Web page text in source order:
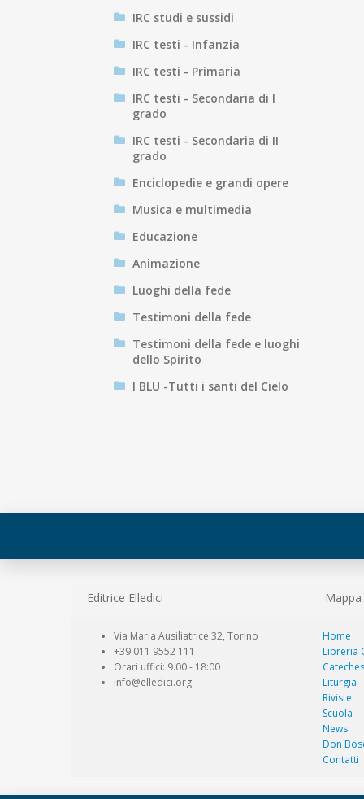
IRC studi e sussidi
IRC testi - Infanzia
IRC testi - Primaria
IRC testi - Secondaria di I
grado
IRC testi - Secondaria di II
grado
Enciclopedie e grandi opere
Musica e multimedia
Educazione
Animazione
Luoghi della fede
Testimoni della fede
Testimoni della fede e luoghi
dello Spirito
I BLU -Tutti i santi del Cielo
Editrice Elledici
Via Maria Ausiliatrice 32, Torino
+39 011 9552 111
Orari uffici: 9.00 - 18:00
info@elledici.org
Home
Libreria
Liturgia
Riviste
Scuola
News
Don
Contatti